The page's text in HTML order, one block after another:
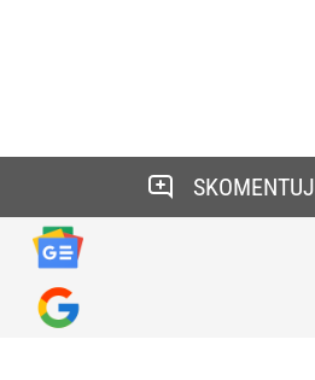
SKOMENTUJ